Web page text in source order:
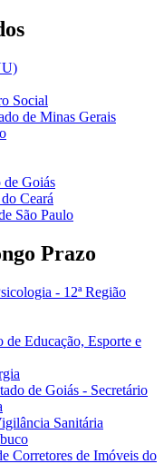
Social
de Minas Gerais
Goiás
Ceará
São Paulo
Prazo
- 12ª Região
Educação, Esporte e
de Goiás - Secretário
Sanitária
Corretores de Imóveis do